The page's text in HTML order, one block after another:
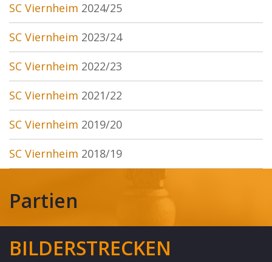
SC Viernheim 2024/25
SC Viernheim 2023/24
SC Viernheim 2022/23
SC Viernheim 2021/22
SC Viernheim 2019/20
SC Viernheim 2018/19
Partien
BILDERSTRECKEN